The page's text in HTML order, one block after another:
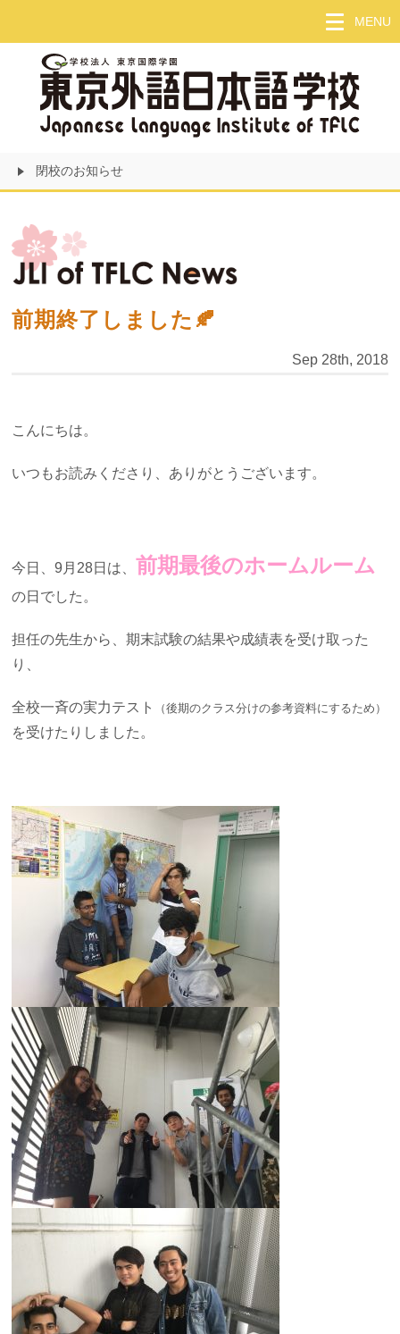
content
閉校のお知らせ
MENU
前期終了しました🍂
Sep 28th, 2018
こんにちは。
いつもお読みくださり、ありがとうございます。
今日、9月28日は、 前期最後のホームルーム
の日でした。
担任の先生から、期末試験の結果や成績表を受け取った
り、
全校一斉の実力テスト （後期のクラス分けの参考資料にするため）
を受けたりしました。